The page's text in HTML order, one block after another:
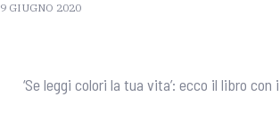
9 GIUGNO 2020
‘Se leggi colori la tua vita’: ecco il libro